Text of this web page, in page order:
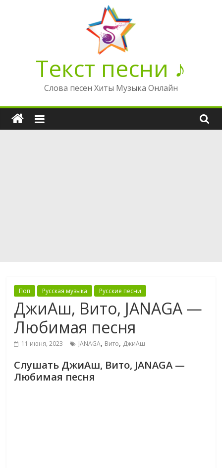
Текст песни ♪
Слова песен Хиты Музыка Онлайн
Поп Русская музыка Русские песни
ДжиАш, Вито, JANAGA —
Любимая песня
11 июня, 2023 JANAGA, Вито, ДжиАш
Слушать ДжиАш, Вито, JANAGA —
Любимая песня